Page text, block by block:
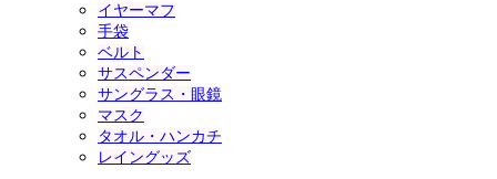
イヤーマフ
手袋
ベルト
サスペンダー
サングラス・眼鏡
マスク
タオル・ハンカチ
レイングッズ